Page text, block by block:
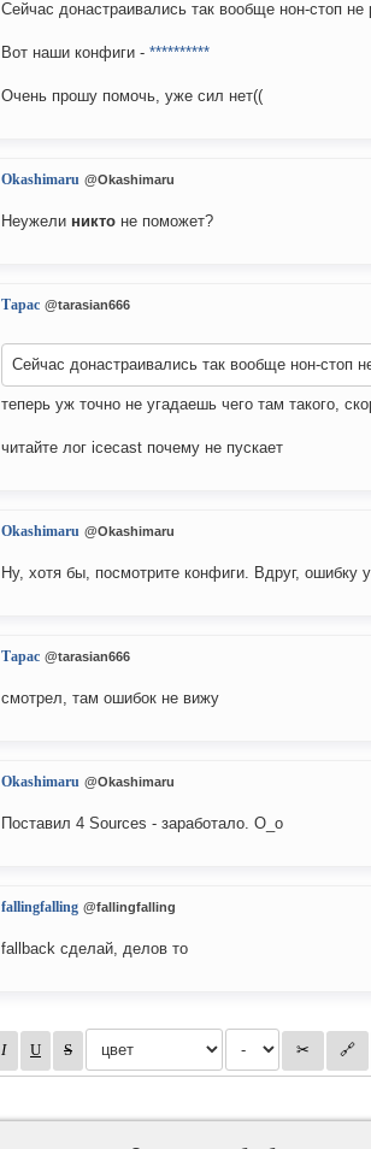
Сейчас донастраивались так вообще нон-стоп не
Вот наши конфиги - **********
Очень прошу помочь, уже сил нет((
Okashimaru @Okashimaru
Неужели никто не поможет?
Тарас @tarasian666
Сейчас донастраивались так вообще нон-стоп
теперь уж точно не угадаешь чего там такого,
читайте лог icecast почему не пускает
Okashimaru @Okashimaru
Ну, хотя бы, посмотрите конфиги. Вдруг, ошибку
Тарас @tarasian666
смотрел, там ошибок не вижу
Okashimaru @Okashimaru
Поставил 4 Sources - заработало. О_о
fallingfalling @fallingfalling
fallback сделай, делов то